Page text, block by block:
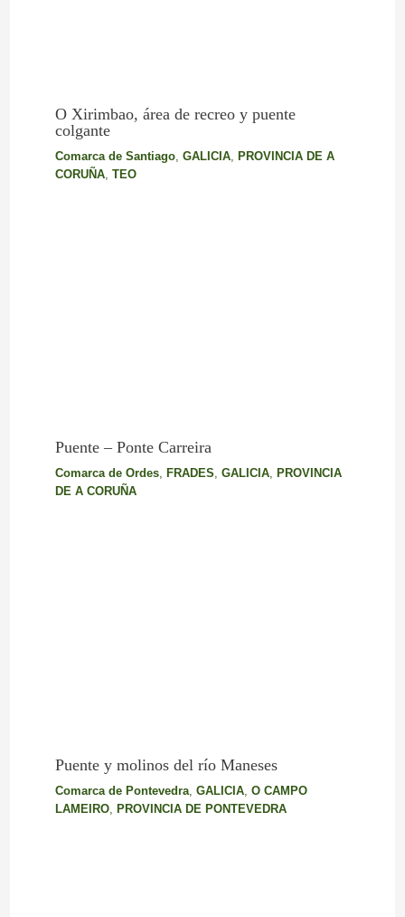
O Xirimbao, área de recreo y puente
colgante
Comarca de Santiago, GALICIA, PROVINCIA DE A
CORUÑA, TEO
Puente – Ponte Carreira
Comarca de Ordes, FRADES, GALICIA, PROVINCIA
DE A CORUÑA
Puente y molinos del río Maneses
Comarca de Pontevedra, GALICIA, O CAMPO
LAMEIRO, PROVINCIA DE PONTEVEDRA